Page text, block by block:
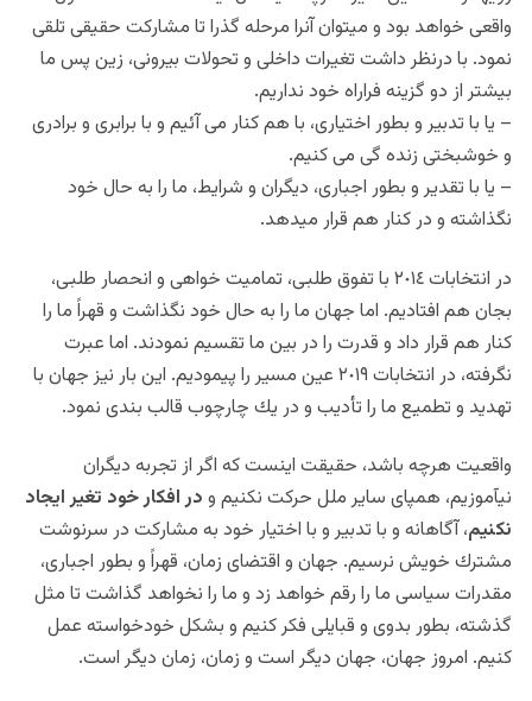
واقعى خواهد بود و ميتوان آنرا مرحله گذرا تا مشاركت حقيقى تلقى
نمود. با درنظر داشت تغيرات داخلى و تحولات بيرونى، زين پس ما
بيشتر از دو گزينه فراراه خود نداريم.
– يا با تدبير و بطور اختيارى، با هم كنار مى آئيم و با برابرى و برادرى
و خوشبختى زنده گى مى كنيم.
– يا با تقدير و بطور اجبارى، ديگران و شرايط، ما را به حال خود
نگذاشته و در كنار هم قرار ميدهد.
در انتخابات ٢٠١٤ با تفوق طلبى، تماميت خواهى و انحصار طلبى،
بجان هم افتاديم. اما جهان ما را به حال خود نگذاشت و قهراً ما را
كنار هم قرار داد و قدرت را در بين ما تقسيم نمودند. اما عبرت
نگرفته، در انتخابات ٢٠١٩ عين مسير را پيموديم. اين بار نيز جهان با
تهديد و تطميع ما را تأديب و در يك چارچوب قالب بندى نمود.
واقعيت هرچه باشد، حقيقت اينست كه اگر از تجربه ديگران
نيآموزيم، همپاى ساير ملل حركت نكنيم و در افكار خود تغير ايجاد
نكنيم، آگاهانه و با تدبير و با اختيار خود به مشاركت در سرنوشت
مشترك خويش نرسيم. جهان و اقتضاى زمان، قهراً و بطور اجبارى،
مقدرات سياسى ما را رقم خواهد زد و ما را نخواهد گذاشت تا مثل
گذشته، بطور بدوى و قبايلى فكر كنيم و بشكل خودخواسته عمل
كنيم. امروز جهان، جهان ديگر است و زمان، زمان ديگر است.